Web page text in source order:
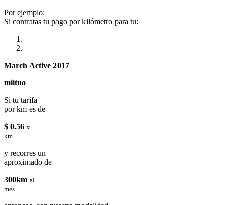
Por ejemplo:
Si contratas tu pago por kilómetro para tu:
March Active 2017
miituo
Si tu tarifa
por km es de
$ 0.56 x
km
y recorres un
aproximado de
300km al
mes